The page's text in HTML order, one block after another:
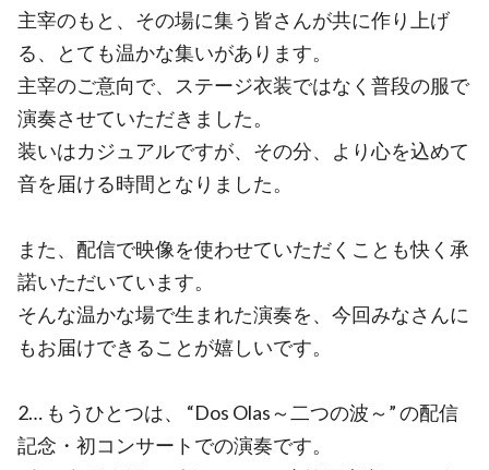
主宰のもと、その場に集う皆さんが共に作り上げ
る、とても温かな集いがあります。
主宰のご意向で、ステージ衣装ではなく普段の服で
演奏させていただきました。
装いはカジュアルですが、その分、より心を込めて
音を届ける時間となりました。
また、配信で映像を使わせていただくことも快く承
諾いただいています。
そんな温かな場で生まれた演奏を、今回みなさんに
もお届けできることが嬉しいです。
2… もうひとつは、 “Dos Olas～二つの波～” の配信
記念・初コンサートでの演奏です。